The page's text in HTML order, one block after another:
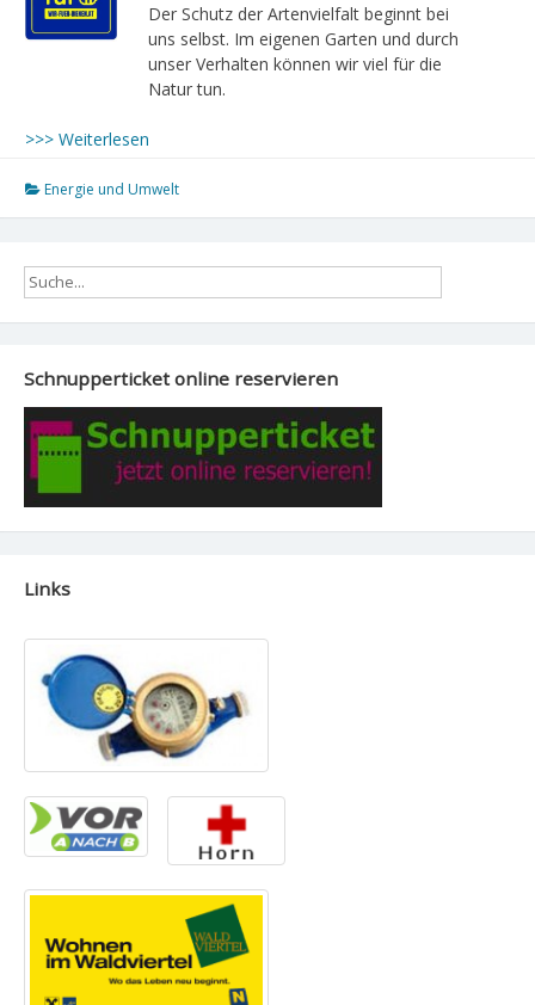
Der Schutz der Artenvielfalt beginnt bei
uns selbst. Im eigenen Garten und durch
unser Verhalten können wir viel für die
Natur tun.
>>> Weiterlesen
Energie und Umwelt
Schnupperticket online reservieren
Links